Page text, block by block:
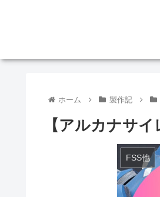
ホーム 製作記
【アルカナサ
FSS他